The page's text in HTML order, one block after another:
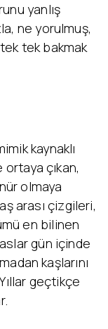
yanlış
ne yorulmuş,
tek bakmak
kaynaklı
çıkan,
olmaya
arası çizgileri,
en bilinen
gün içinde
kaşlarını
geçtikçe